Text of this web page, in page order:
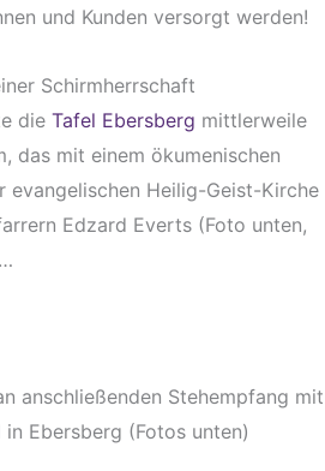
und Kunden versorgt werden!
Schirmherrschaft
die Tafel Ebersberg mittlerweile
das mit einem ökumenischen
evangelischen Heilig-Geist-Kirche
Edzard Everts (Foto unten,
anschließenden Stehempfang mit
Ebersberg (Fotos unten)